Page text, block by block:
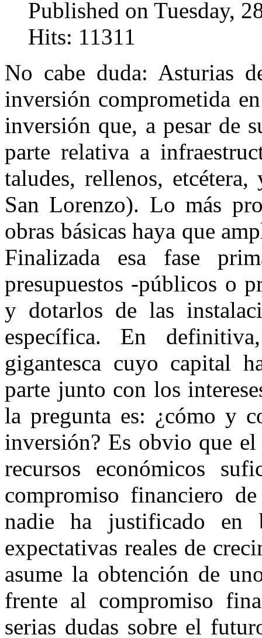
Published on Tuesday,
Hits: 11311
No cabe duda: Asturias
inversión comprometida
inversión que, a pesar de
parte relativa a
taludes, rellenos,
San Lorenzo). Lo más
obras básicas haya que
Finalizada esa fase
presupuestos -públicos o
y dotarlos de las
específica. En
gigantesca cuyo capital
parte junto con los
la pregunta es: ¿cómo y
inversión? Es obvio que
recursos económicos
compromiso financiero
nadie ha justificado en
expectativas reales de
asume la obtención de
frente al compromiso
serias dudas sobre el